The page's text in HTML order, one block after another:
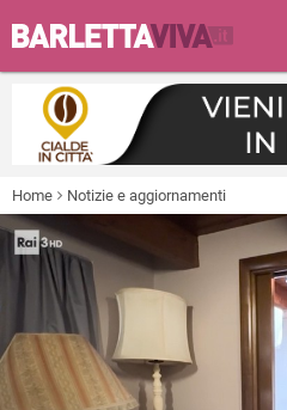
Home Notizie e aggiornamenti